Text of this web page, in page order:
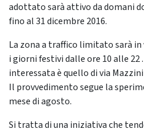
adottato sarà attivo da domani
fino al 31 dicembre 2016.
La zona a traffico limitato sarà
i giorni festivi dalle ore 10 alle
interessata è quello di via
Il provvedimento segue la
mese di agosto.
Si tratta di una iniziativa che